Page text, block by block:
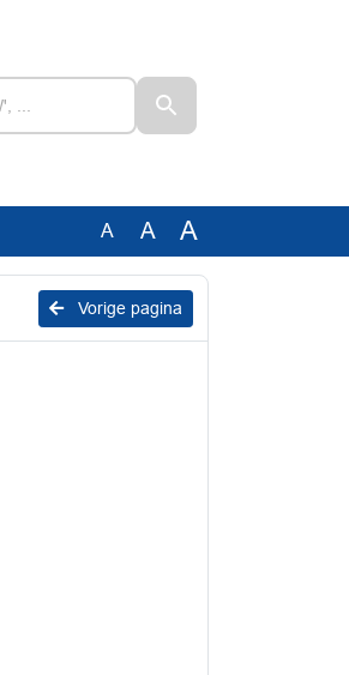
A A A
Vorige pagina